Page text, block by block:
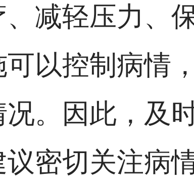
减轻压力、
以控制病情
。因此，及
密切关注病